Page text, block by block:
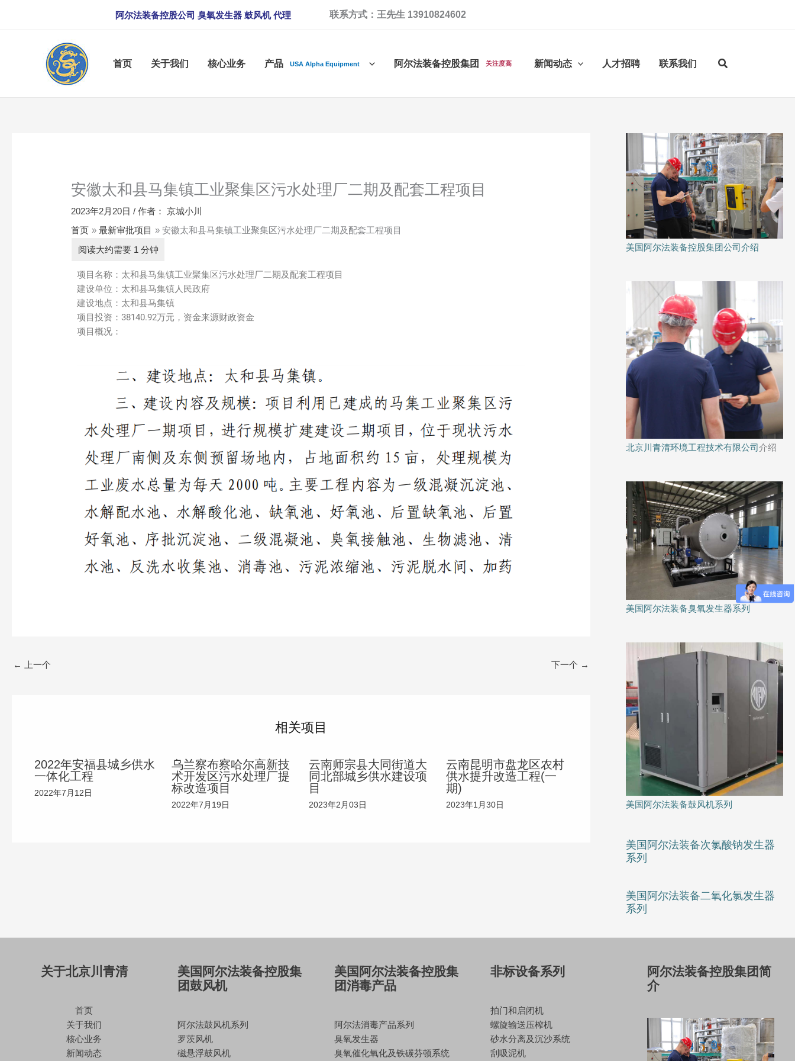
阿尔法装备控股公司 臭氧发生器 鼓风机 代理 联系方式：王先生 13910824602
首页 关于我们 核心业务 产品 USA Alpha Equipment 阿尔法装备控股集团 关注度高 新闻动态 人才招聘 联系我们
安徽太和县马集镇工业聚集区污水处理厂二期及配套工程项目
2023年2月20日/ 作者： 京城小川
首页
最新审批项目 安徽太和县马集镇工业聚集区污水处理厂二期及配套工程项目
项目名称：太和县马集镇工业聚集区污水处理厂二期及配套工程项目
建设单位：太和县马集镇人民政府
建设地点：太和县马集镇
项目投资：38140.92万元，资金来源财政资金
项目概况：
← 上一个 下一个 →
相关项目
2022年安福县城乡供水
一体化工程
2022年7月12日
乌兰察布察哈尔高新技
术开发区污水处理厂提
标改造项目
2022年7月19日
云南师宗县大同街道大
同北部城乡供水建设项
目
2023年2月03日
云南昆明市盘龙区农村
供水提升改造工程(一
期)
2023年1月30日
美国阿尔法装备控股集团公司介绍
北京川青清环境工程技术有限公司介绍
美国阿尔法装备臭氧发生器系列
美国阿尔法装备鼓风机系列
美国阿尔法装备次氯酸钠发生器
系列
美国阿尔法装备二氧化氯发生器
系列
关于北京川青清
首页
关于我们
核心业务
新闻动态
美国阿尔法装备控股集
团鼓风机
阿尔法鼓风机系列
罗茨风机
磁悬浮鼓风机
美国阿尔法装备控股集
团消毒产品
阿尔法消毒产品系列
臭氧发生器
臭氧催化氧化及铁碳芬顿系统
非标设备系列
拍门和启闭机
螺旋输送压榨机
砂水分离及沉沙系统
刮吸泥机
阿尔法装备控股集团简
介